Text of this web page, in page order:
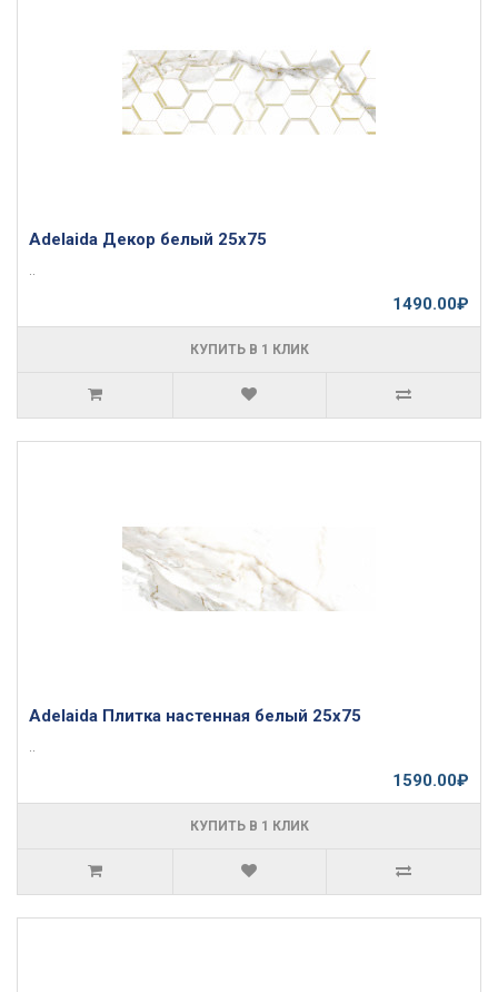
Adelaida Декор белый 25х75
..
1490.00₽
КУПИТЬ В 1 КЛИК
Adelaida Плитка настенная белый 25х75
..
1590.00₽
КУПИТЬ В 1 КЛИК